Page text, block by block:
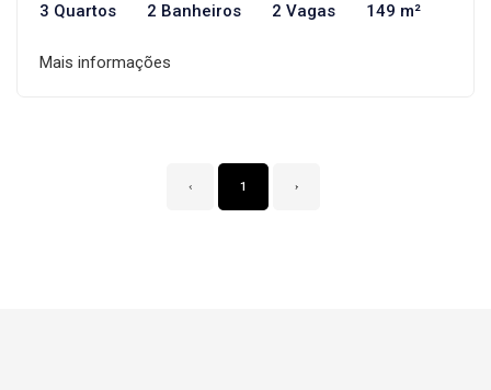
3 Quartos 2 Banheiros 2 Vagas 149 m²
Mais informações
‹ 1 ›